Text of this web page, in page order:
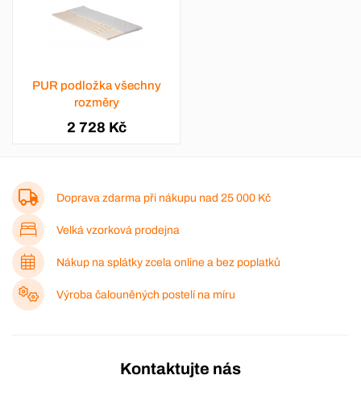
PUR podložka všechny
rozměry
2 728 Kč
Doprava zdarma při nákupu nad 25 000 Kč
Velká vzorková prodejna
Nákup na splátky zcela online a bez poplatků
Výroba čalouněných postelí na míru
Kontaktujte nás